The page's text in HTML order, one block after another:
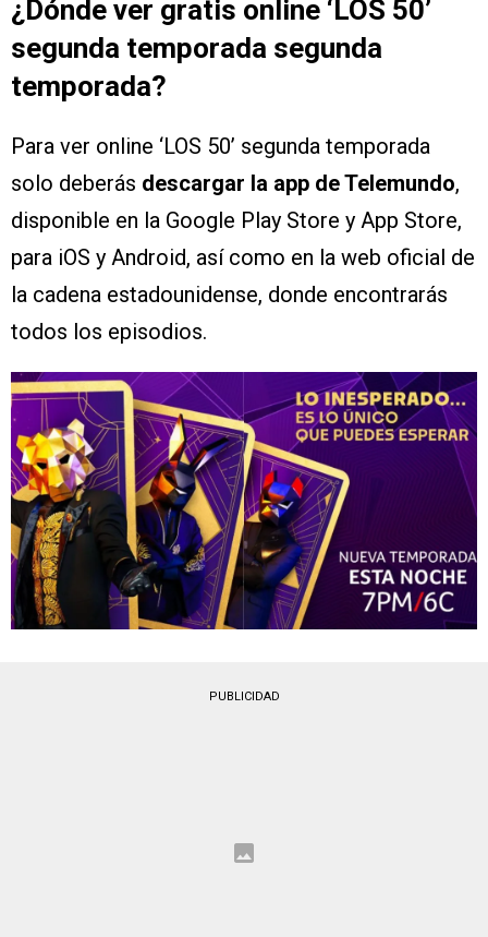
¿Dónde ver gratis online ‘LOS 50’
segunda temporada segunda
temporada?
Para ver online ‘LOS 50’ segunda temporada
solo deberás descargar la app de Telemundo,
disponible en la Google Play Store y App Store,
para iOS y Android, así como en la web oficial de
la cadena estadounidense, donde encontrarás
todos los episodios.
PUBLICIDAD